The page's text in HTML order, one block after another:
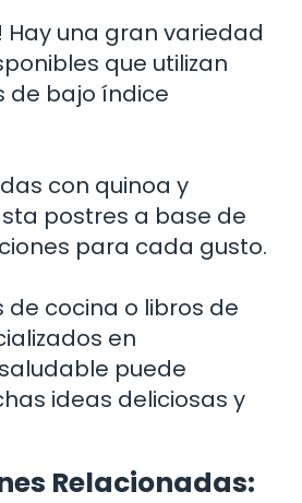
Hay una gran variedad
que utilizan
de bajo índice
con quinoa y
postres a base de
para cada gusto.
de cocina o libros de
en
puede
ideas deliciosas y
Relacionadas: